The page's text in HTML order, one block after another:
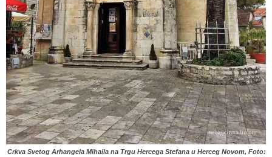
Crkva Svetog Arhangela Mihaila na Trgu Hercega Stefana u Herceg Novom, Foto: